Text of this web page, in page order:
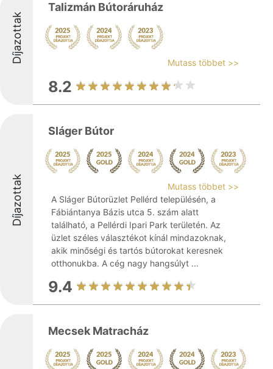
Díjazottak
Talizmán Bútoráruház
Mutass többet >>
8.2
Díjazottak
Sláger Bútor
Mutass többet >>
A Sláger Bútorüzlet Pellérd településén, a
Fábiántanya Bázis utca 5. szám alatt
található, a Pellérdi Ipari Park területén. Az
üzlet széles választékot kínál mindazoknak,
akik minőségi és tartós bútorokat keresnek
otthonukba. A cég nagy hangsúlyt ...
9.4
Mecsek Matracház